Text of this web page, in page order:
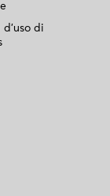
d'uso di